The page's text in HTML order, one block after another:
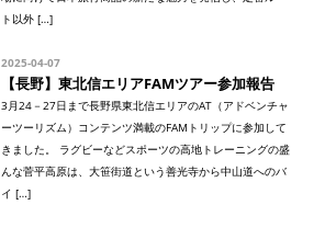
ト以外 […]
2025-04-07
【長野】東北信エリアFAMツアー参加報告
3月24－27日まで長野県東北信エリアのAT（アドベンチャ
ーツーリズム）コンテンツ満載のFAMトリップに参加して
きました。 ラグビーなどスポーツの高地トレーニングの盛
んな菅平高原は、大笹街道という善光寺から中山道へのバ
イ […]